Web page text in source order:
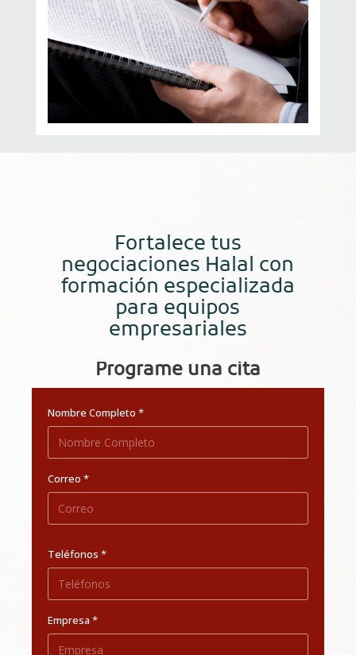
Fortalece tus
negociaciones Halal con
formación especializada
para equipos
empresariales
Programe una cita
Nombre Completo *
Correo *
Teléfonos *
Empresa *